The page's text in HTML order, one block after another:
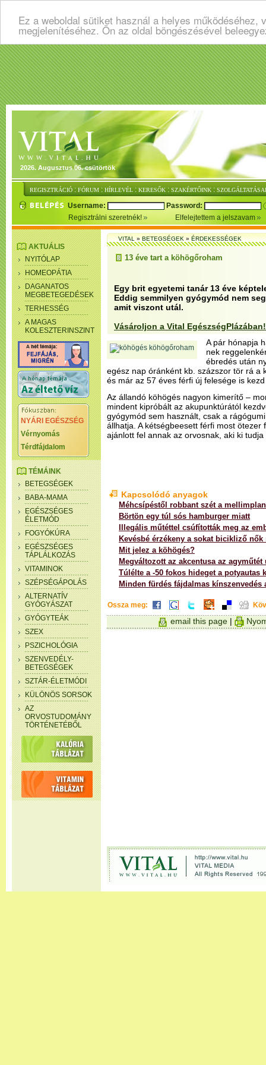
Ez a weboldal sütiket használ a helyes
megjelenítéséhez. Ön az oldal böngészésével
2026. Augusztus 06. csütörtök
REGISZTRÁCIÓ : FÓRUM : HÍRLEVÉL : KERESŐK : SZAKÉRTŐINK :
Username:
Password:
Regisztrálni szeretnék!
Elfelejtettem a jelszavam
AKTUÁLIS
NYITÓLAP
HOMEOPÁTIA
DAGANATOS
MEGBETEGEDÉSEK
TERHESSÉG
A MAGAS
KOLESZTERINSZINT
NYÁRI EGÉSZSÉG
Vérnyomás
Térdfájdalom
TÉMÁINK
BETEGSÉGEK
BABA-MAMA
EGÉSZSÉGES
ÉLETMÓD
FOGYÓKÚRA
EGÉSZSÉGES
TÁPLÁLKOZÁS
VITAMINOK
SZÉPSÉGÁPOLÁS
ALTERNATÍV
GYÓGYÁSZAT
GYÓGYTEÁK
SZEX
PSZICHOLÓGIA
SZENVEDÉLY-
BETEGSÉGEK
SZTÁR-ÉLETMÓDI
KÜLÖNÖS SORSOK
AZ
ORVOSTUDOMÁNY
TÖRTÉNETÉBŐL
VITAL»BETEGSÉGEK»ÉRDEKESSÉGEK
13 éve tart a köhögőroham
Egy brit egyetemi tanár 13 éve
Eddig semmilyen gyógymód nem
amit viszont utál.
Vásároljon a Vital EgészségPlázában!
A pár hónapja
nek
ébredés után
egész nap óránként kb. százszor tör rá a
és már az 57 éves férfi új felesége is
Az állandó köhögés nagyon kimerítő –
mindent kipróbált az akupunktúrától
gyógymód sem használt, csak a
állhatja. A kétségbeesett férfi most ötezer
ajánlott fel annak az orvosnak, aki ki
Kapcsolódó anyagok
Méhcsípéstől robbant szét a
Börtön egy túl sós hamburger miatt
Illegális műtéttel csúfították meg az
Kevésbé érzékeny a sokat bicikliző nők
Mit jelez a köhögés?
Megváltozott az akcentusa az agyműtét
Túlélte a -50 fokos hideget a potyautas
Minden fürdés fájdalmas
Ossza meg:
email this page |